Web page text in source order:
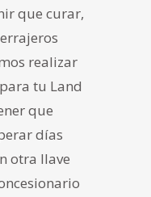
que curar,
realizar
tu Land
que
días
otra llave